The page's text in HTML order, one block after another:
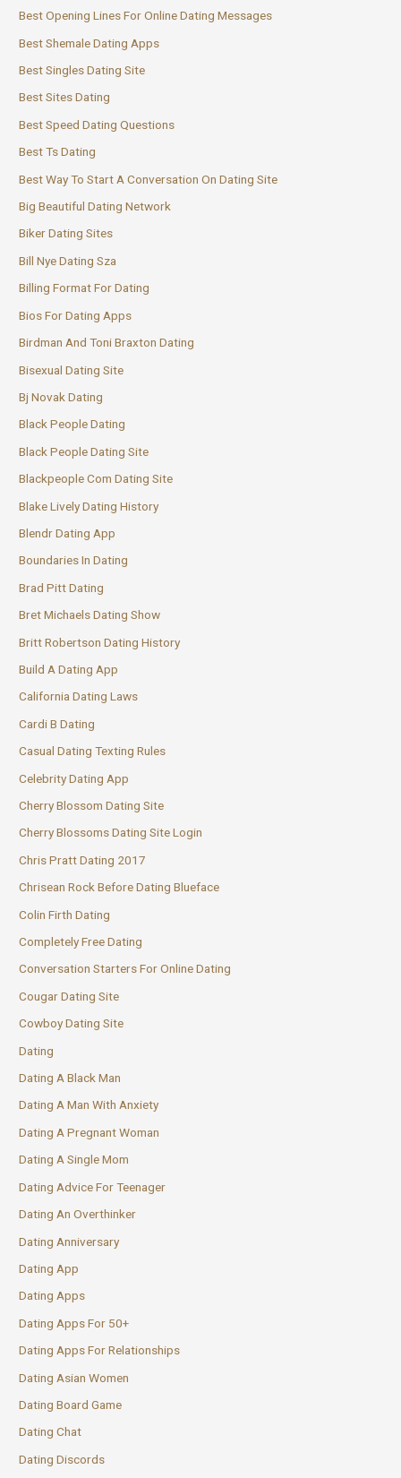
Best Opening Lines For Online Dating Messages
Best Shemale Dating Apps
Best Singles Dating Site
Best Sites Dating
Best Speed Dating Questions
Best Ts Dating
Best Way To Start A Conversation On Dating Site
Big Beautiful Dating Network
Biker Dating Sites
Bill Nye Dating Sza
Billing Format For Dating
Bios For Dating Apps
Birdman And Toni Braxton Dating
Bisexual Dating Site
Bj Novak Dating
Black People Dating
Black People Dating Site
Blackpeople Com Dating Site
Blake Lively Dating History
Blendr Dating App
Boundaries In Dating
Brad Pitt Dating
Bret Michaels Dating Show
Britt Robertson Dating History
Build A Dating App
California Dating Laws
Cardi B Dating
Casual Dating Texting Rules
Celebrity Dating App
Cherry Blossom Dating Site
Cherry Blossoms Dating Site Login
Chris Pratt Dating 2017
Chrisean Rock Before Dating Blueface
Colin Firth Dating
Completely Free Dating
Conversation Starters For Online Dating
Cougar Dating Site
Cowboy Dating Site
Dating
Dating A Black Man
Dating A Man With Anxiety
Dating A Pregnant Woman
Dating A Single Mom
Dating Advice For Teenager
Dating An Overthinker
Dating Anniversary
Dating App
Dating Apps
Dating Apps For 50+
Dating Apps For Relationships
Dating Asian Women
Dating Board Game
Dating Chat
Dating Discords